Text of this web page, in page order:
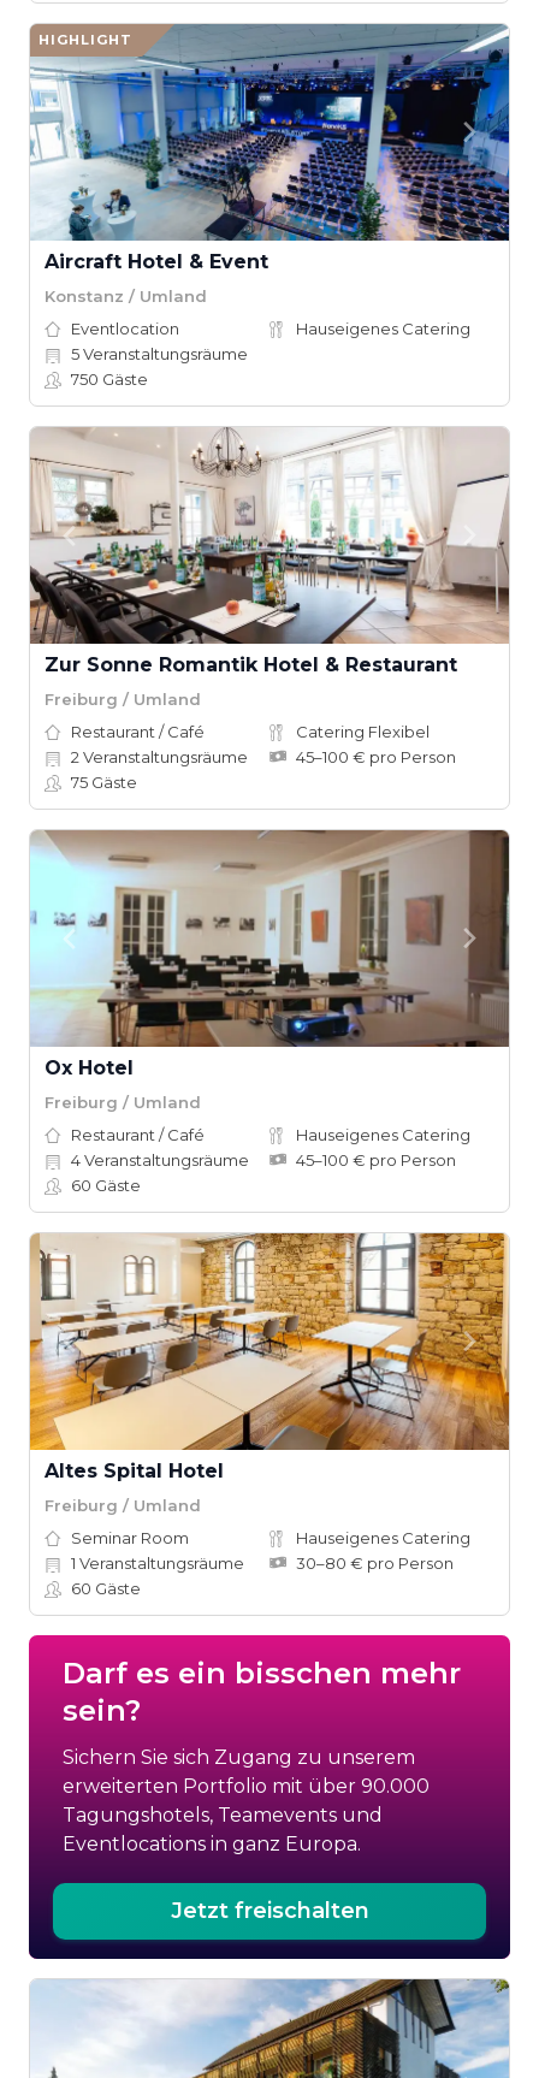
HIGHLIGHT
Aircraft Hotel & Event
Konstanz / Umland
Eventlocation
Hauseigenes Catering
5Veranstaltungsräume
750 Gäste
Zur Sonne Romantik Hotel & Restaurant
Freiburg / Umland
Restaurant / Café
Catering Flexibel
2 Veranstaltungsräume
45–100 € pro Person
75 Gäste
Ox Hotel
Freiburg / Umland
Restaurant / Café
Hauseigenes Catering
4Veranstaltungsräume
45–100 € pro Person
60 Gäste
Altes Spital Hotel
Freiburg / Umland
Seminar Room
Hauseigenes Catering
1 Veranstaltungsräume
30–80 € pro Person
60 Gäste
Darf es ein bisschen mehr
sein?
Sichern Sie sich Zugang zu unserem
erweiterten Portfolio mit über 90.000
Tagungshotels, Teamevents und
Eventlocations in ganz Europa.
Jetzt freischalten